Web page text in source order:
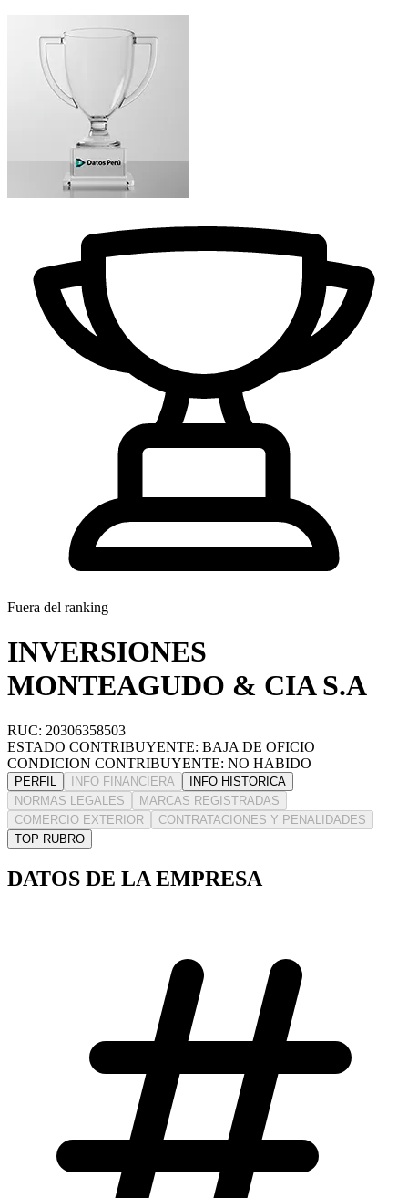
Fuera del ranking
INVERSIONES
MONTEAGUDO & CIA S.A
RUC: 20306358503
ESTADO CONTRIBUYENTE: BAJA DE OFICIO
CONDICION CONTRIBUYENTE: NO HABIDO
PERFIL INFO FINANCIERA
INFO HISTORICA
NORMAS LEGALES
MARCAS REGISTRADAS
COMERCIO EXTERIOR
CONTRATACIONES Y PENALIDADES
TOP RUBRO
DATOS DE LA EMPRESA